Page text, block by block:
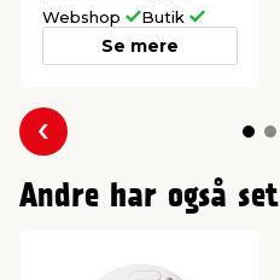
Webshop Butik
Se mere
Forrige
Andre har også set